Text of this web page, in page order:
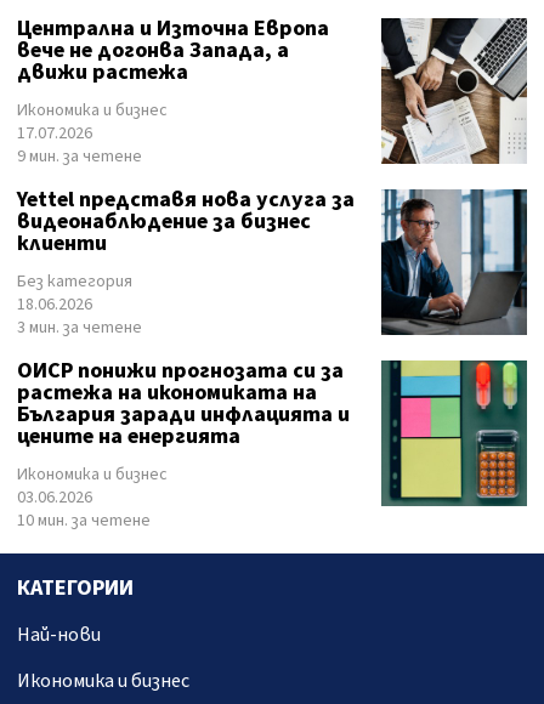
Централна и Източна Европа
вече не догонва Запада, а
движи растежа
Икономика и бизнес
17.07.2026
9 мин. за четене
Yettel представя нова услуга за
видеонаблюдение за бизнес
клиенти
Без категория
18.06.2026
3 мин. за четене
ОИСР понижи прогнозата си за
растежа на икономиката на
България заради инфлацията и
цените на енергията
Икономика и бизнес
03.06.2026
10 мин. за четене
КАТЕГОРИИ
Най-нови
Икономика и бизнес